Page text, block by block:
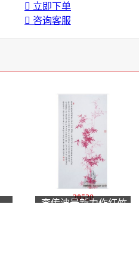
立即下单
咨询客服
李传波最新力作红竹
20520